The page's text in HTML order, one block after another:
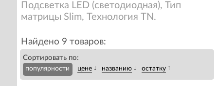
Подсветка LED (светодиодная), Тип
матрицы Slim, Технология TN.
Найдено 9 товаров:
Сортировать по:
популярности цене ↓ названию ↓ остатку ↑